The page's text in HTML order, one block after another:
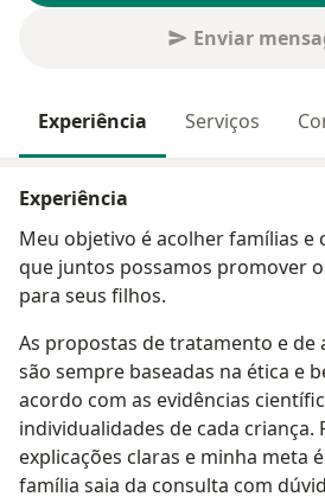
Enviar
Experiência Serviços
Experiência
Meu objetivo é acolher famílias e
que juntos possamos promover
para seus filhos.
As propostas de tratamento e de
são sempre baseadas na ética e
acordo com as evidências
individualidades de cada
explicações claras e minha meta
família saia da consulta com